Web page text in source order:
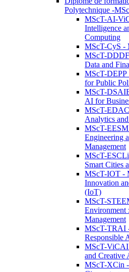
Polytechnique -
MScT-AI-
Intelligence
Computing
MScT-CyS -
MScT-
Data and
MScT-DEPP
for Public
MScT-
AI for
MScT-
Analytics
MScT-
Engineering
Management
MScT-
Smart Cities
MScT-IOT -
Innovation
(IoT)
MScT-
Environment
Management
MScT-TRAI
Responsible
MScT-ViCAI
and Creative
MScT-XCin